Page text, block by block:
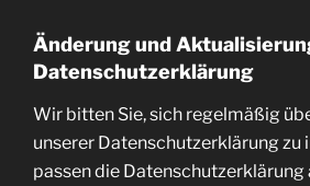
Änderung und
Datenschutzerklärung
Wir bitten Sie, sich regelmäßig
unserer Datenschutzerklärung zu
passen die Datenschutzerklärung